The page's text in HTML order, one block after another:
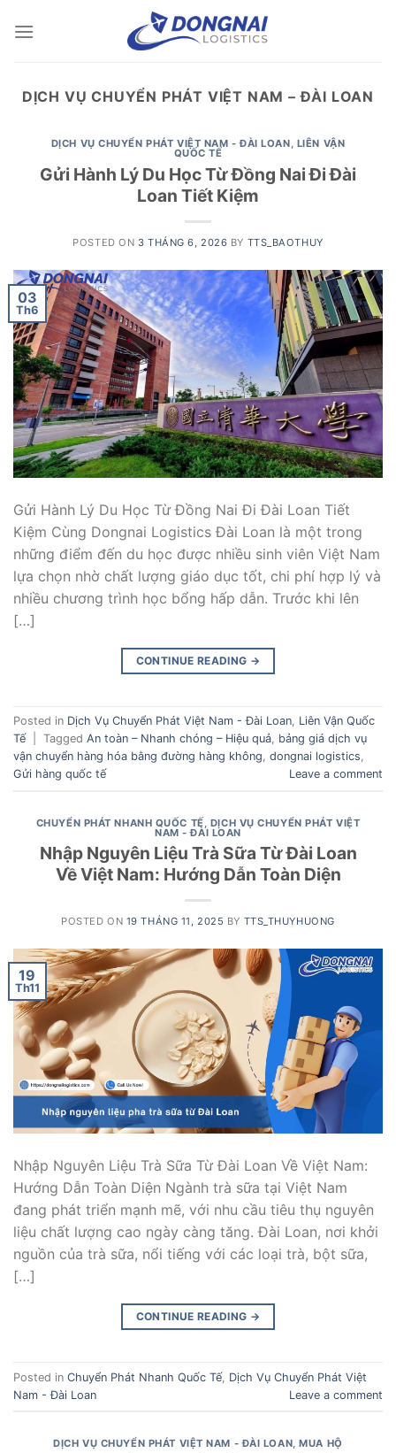
DỊCH VỤ CHUYỂN PHÁT VIỆT NAM – ĐÀI LOAN
DỊCH VỤ CHUYỂN PHÁT VIỆT NAM - ĐÀI LOAN, LIÊN VẬN
QUỐC TẾ
Gửi Hành Lý Du Học Từ Đồng Nai Đi Đài
Loan Tiết Kiệm
POSTED ON 3 THÁNG 6, 2026 BY TTS_BAOTHUY
03
Th6
Gửi Hành Lý Du Học Từ Đồng Nai Đi Đài Loan Tiết
Kiệm Cùng Dongnai Logistics Đài Loan là một trong
những điểm đến du học được nhiều sinh viên Việt Nam
lựa chọn nhờ chất lượng giáo dục tốt, chi phí hợp lý và
nhiều chương trình học bổng hấp dẫn. Trước khi lên
[…]
CONTINUE READING →
Posted in Dịch Vụ Chuyển Phát Việt Nam - Đài Loan, Liên Vận Quốc
Tế
Tagged An toàn – Nhanh chóng – Hiệu quả, bảng giá dịch vụ
vận chuyển hàng hóa bằng đường hàng không, dongnai logistics,
Gửi hàng quốc tế
Leave a comment
CHUYỂN PHÁT NHANH QUỐC TẾ DỊCH VỤ CHUYỂN PHÁT VIỆT
NAM - ĐÀI LOAN
Nhập Nguyên Liệu Trà Sữa Từ Đài Loan
Về Việt Nam: Hướng Dẫn Toàn Diện
POSTED ON 19 THÁNG 11, 2025 BY TTS_THUYHUONG
19
Th11
Nhập Nguyên Liệu Trà Sữa Từ Đài Loan Về Việt Nam:
Hướng Dẫn Toàn Diện Ngành trà sữa tại Việt Nam
đang phát triển mạnh mẽ, với nhu cầu tiêu thụ nguyên
liệu chất lượng cao ngày càng tăng. Đài Loan, nơi khởi
nguồn của trà sữa, nổi tiếng với các loại trà, bột sữa,
[…]
CONTINUE READING →
Posted in Chuyển Phát Nhanh Quốc Tế Dịch Vụ Chuyển Phát Việt
Nam - Đài Loan
Leave a comment
DỊCH VỤ CHUYỂN PHÁT VIỆT NAM - ĐÀI LOAN,MUA HỘ